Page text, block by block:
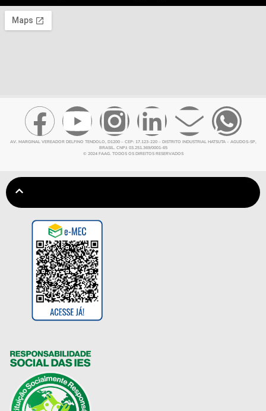
AV. MARGINAL VEREADOR DELFINO TENDOLO, D1200 – CEP: 17.123-220 – DISTRITO INDUSTRIAL HATSUTA – AGUDOS-SP,
BRASIL. CNPJ: 03.251.369/0001-65
© 2024 FAAG. TODOS OS DIREITOS RESERVADOS